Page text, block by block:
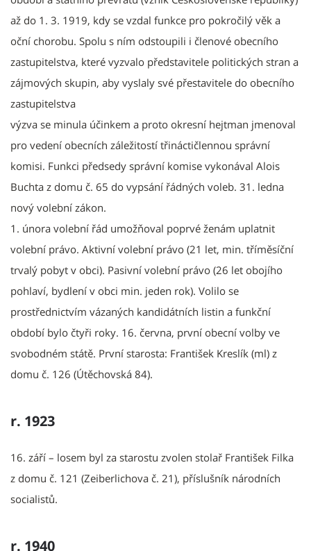
až do 1. 3. 1919, kdy se vzdal funkce pro pokročilý věk a
oční chorobu. Spolu s ním odstoupili i členové obecního
zastupitelstva, které vyzvalo představitele politických stran a
zájmových skupin, aby vyslaly své přestavitele do obecního
zastupitelstva
výzva se minula účinkem a proto okresní hejtman jmenoval
pro vedení obecních záležitostí třináctičlennou správní
komisi. Funkci předsedy správní komise vykonával Alois
Buchta z domu č. 65 do vypsání řádných voleb. 31. ledna
nový volební zákon.
1. února volební řád umožňoval poprvé ženám uplatnit
volební právo. Aktivní volební právo (21 let, min. tříměsíční
trvalý pobyt v obci). Pasivní volební právo (26 let obojího
pohlaví, bydlení v obci min. jeden rok). Volilo se
prostřednictvím vázaných kandidátních listin a funkční
období bylo čtyři roky. 16. června, první obecní volby ve
svobodném státě. První starosta: František Kreslík (ml) z
domu č. 126 (Útěchovská 84).
r. 1923
16. září – losem byl za starostu zvolen stolař František Filka
z domu č. 121 (Zeiberlichova č. 21), příslušník národních
socialistů.
r. 1940